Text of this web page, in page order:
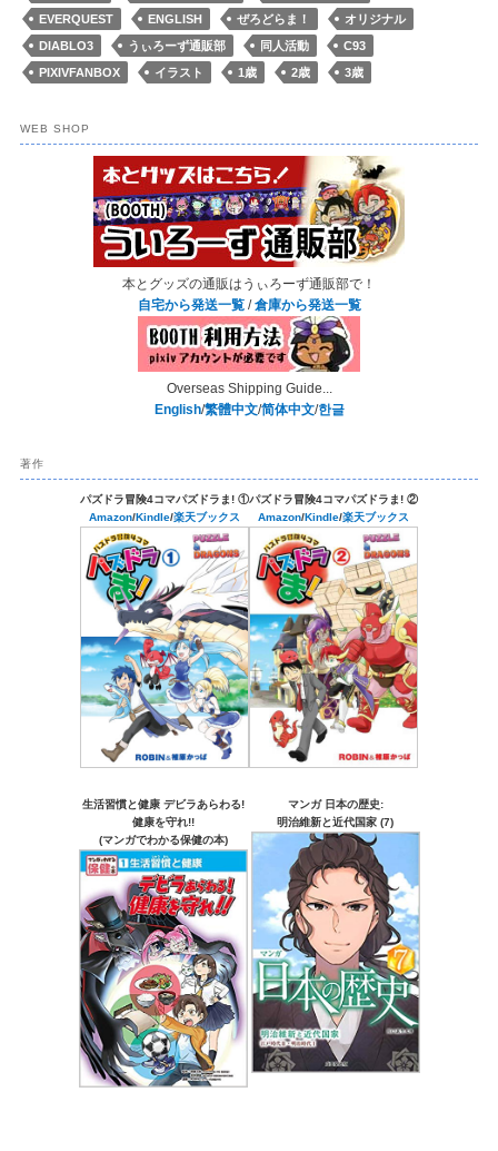
EVERQUEST ENGLISH ぜろどらま！
オリジナル
DIABLO3
うぃろーず通販部 同人活動
C93
PIXIVFANBOX
イラスト 1歳 2歳 3歳
WEB SHOP
本とグッズの通販はうぃろーず通販部で！
自宅から発送一覧/倉庫から発送一覧
Overseas Shipping Guide...
English/繁體中文/简体中文/한글
著作
パズドラ冒険4コマパズドラま! ①
Amazon/Kindle/楽天ブックス
パズドラ冒険4コマパズドラま! ②
Amazon/Kindle/楽天ブックス
生活習慣と健康 デビラあらわる!
健康を守れ!!
(マンガでわかる保健の本)
マンガ 日本の歴史:
明治維新と近代国家 (7)